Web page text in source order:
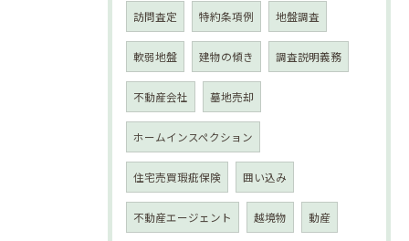
訪問査定 特約条項例 地盤調査
軟弱地盤 建物の傾き 調査説明義務
不動産会社 墓地売却
ホームインスペクション
住宅売買瑕疵保険 囲い込み
不動産エージェント 越境物 動産